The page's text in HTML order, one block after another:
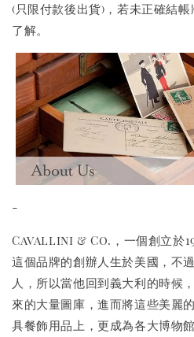
(只限付款後出貨)，若未正確結
了解。
-
Cavallini & Co.，一個創立於
這個品牌的創辦人生於美國，不
人，所以當他回到義大利的時候
來的大量圖庫，進而將這些美麗
具餐飾用品上，更成為各大博物